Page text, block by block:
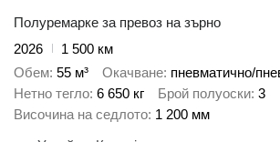
Полуремарке за превоз на зърно
2026
1 500 км
Обем 55 м³ Окачване пневматично/
Нетно тегло 6 650 кг Брой полуоски 3
Височина на седлото 1 200 мм